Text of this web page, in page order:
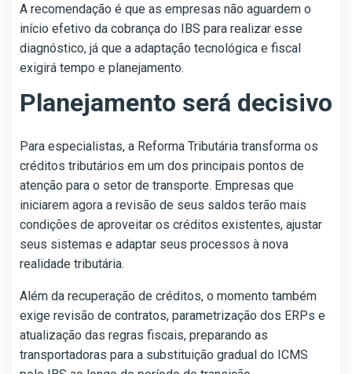
A recomendação é que as empresas não aguardem o
início efetivo da cobrança do IBS para realizar esse
diagnóstico, já que a adaptação tecnológica e fiscal
exigirá tempo e planejamento.
Planejamento será decisivo
Para especialistas, a Reforma Tributária transforma os
créditos tributários em um dos principais pontos de
atenção para o setor de transporte. Empresas que
iniciarem agora a revisão de seus saldos terão mais
condições de aproveitar os créditos existentes, ajustar
seus sistemas e adaptar seus processos à nova
realidade tributária.
Além da recuperação de créditos, o momento também
exige revisão de contratos, parametrização dos ERPs e
atualização das regras fiscais, preparando as
transportadoras para a substituição gradual do ICMS